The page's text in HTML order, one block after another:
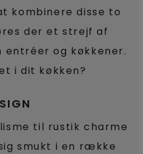
kombinere disse to
der et strejf af
entréer og køkkener.
i dit køkken?
til rustik charme
smukt i en række